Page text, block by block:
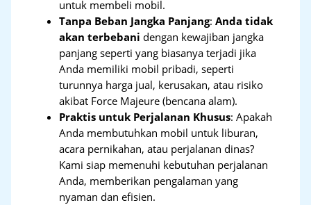
untuk membeli mobil.
Tanpa Beban Jangka Panjang:Anda tidak
akan terbebani dengan kewajiban jangka
panjang seperti yang biasanya terjadi jika
Anda memiliki mobil pribadi, seperti
turunnya harga jual, kerusakan, atau risiko
akibat Force Majeure (bencana alam).
Praktis untuk Perjalanan Khusus: Apakah
Anda membutuhkan mobil untuk liburan,
acara pernikahan, atau perjalanan dinas?
Kami siap memenuhi kebutuhan perjalanan
Anda, memberikan pengalaman yang
nyaman dan efisien.